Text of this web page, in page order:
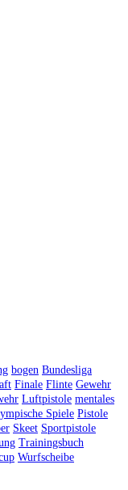
bogen Bundesliga
Finale Flinte Gewehr
Luftpistole mentales
Spiele Pistole
Skeet Sportpistole
Trainingsbuch
Wurfscheibe